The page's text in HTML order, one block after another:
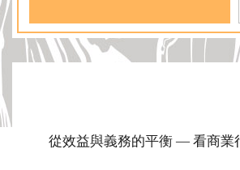
從效益與義務的平衡 — 看商業